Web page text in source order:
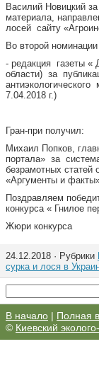
Василий Новицкий
материала,
лосей сайту
Во второй
- редакция газеты «
области) за
7.04.2018 г.)
Гран-при получил:
Михаил Попков,
портала» за
безрамотных статей
«Аргументы и
Поздравляем
конкурса « Гнилое
Жюри конкурса
24.12.2018 · Рубрики
сурка и лося в
В начало | Полная
© Киевский